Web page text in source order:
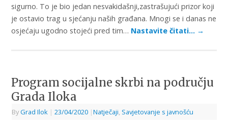
sigurno. To je bio jedan nesvakidašnji,zastrašujući prizor koji
je ostavio trag u sjećanju naših građana. Mnogi se i danas ne
osjećaju ugodno stojeći pred tim… Nastavite čitati… →
Program socijalne skrbi na području
Grada Iloka
ByGrad Ilok | 23/04/2020 |Natječaji Savjetovanje s javnošću